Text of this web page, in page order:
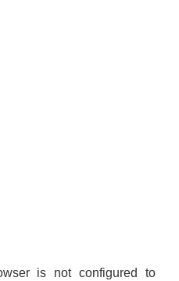
is not configured to